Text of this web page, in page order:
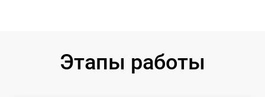
Этапы работы